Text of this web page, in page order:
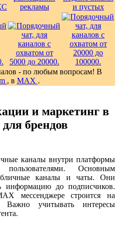
- по любым вопросам! В
, в MAX .
и маркетинг в
брендов
каналы внутри платформы
Основным
каналы и чаты. Они
информацию до подписчиков.
мессенджере строится на
Важно учитывать интересы